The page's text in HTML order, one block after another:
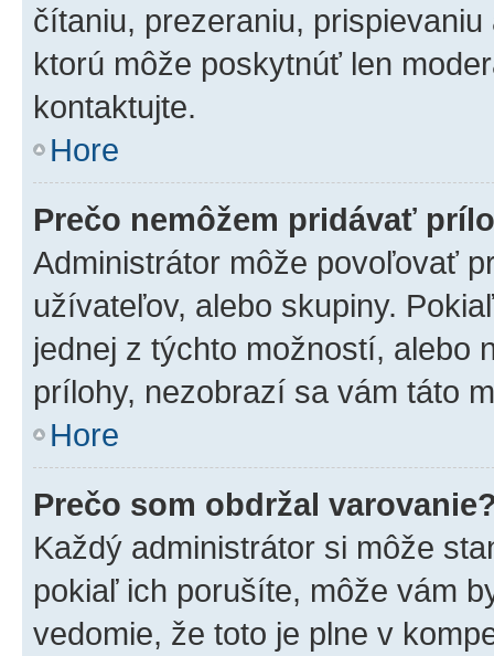
čítaniu, prezeraniu,
ktorú môže poskytnúť len
kontaktujte.
Hore
Prečo nemôžem pridávať
Administrátor môže povoľovať
užívateľov, alebo skupiny.
jednej z týchto možností, alebo
prílohy, nezobrazí sa vám táto
Hore
Prečo som obdržal
Každý administrátor si môže
pokiaľ ich porušíte, môže vám
vedomie, že toto je plne v